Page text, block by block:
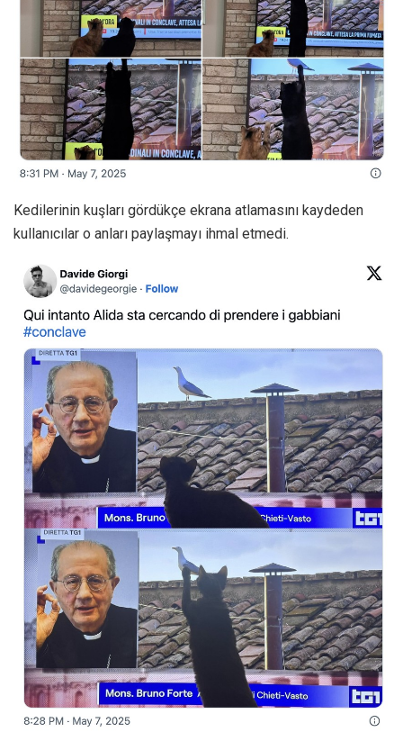
Kedilerinin kuşları gördükçe ekrana atlamasını kaydeden
kullanıcılar o anları paylaşmayı ihmal etmedi.